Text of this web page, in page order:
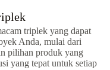
triplek yang dapat
Anda, mulai dari
pilihan produk yang
yang tepat untuk setiap